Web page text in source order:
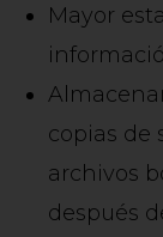
Mayor
copias de
archivos
después